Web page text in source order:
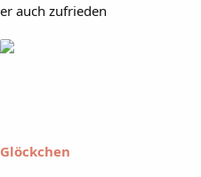
er auch zufrieden
Glöckchen